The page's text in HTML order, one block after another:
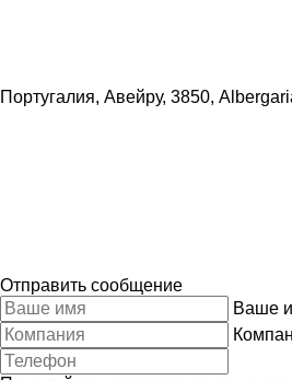
Португалия, Авейру, 3850,
Отправить сообщение
Ваше